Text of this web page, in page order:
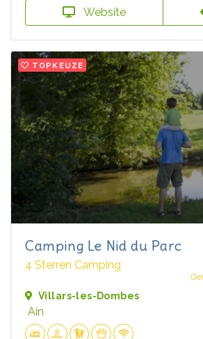
Website
TOPKEUZE
Camping Le Nid du Parc
4 Sterren Camping
Villars-les-Dombes
Ain